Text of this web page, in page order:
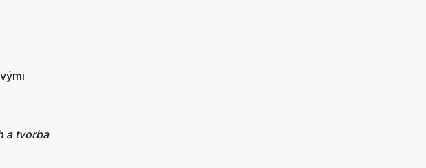
a tvorba